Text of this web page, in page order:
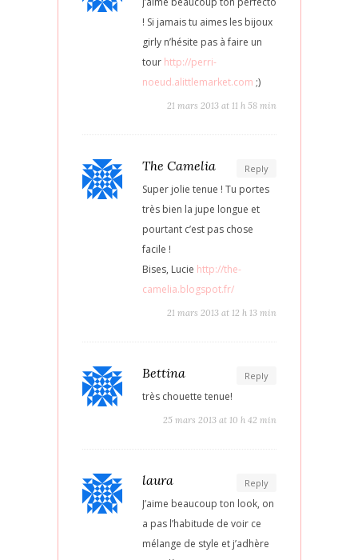
! Si jamais tu aimes les bijoux
girly n’hésite pas à faire un
tour http://perri-
noeud.alittlemarket.com ;)
21 mars 2013 at 11 h 58 min
Reply
The Camelia
Super jolie tenue ! Tu portes
très bien la jupe longue et
pourtant c’est pas chose
facile !
Bises, Lucie http://the-
camelia.blogspot.fr/
21 mars 2013 at 12 h 13 min
Reply
Bettina
très chouette tenue!
25 mars 2013 at 10 h 42 min
Reply
laura
J’aime beaucoup ton look, on
a pas l’habitude de voir ce
mélange de style et j’adhère